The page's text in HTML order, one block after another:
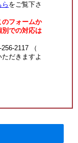
ら をご覧下さ
のフォームか
別での対応は
2117 （
だきますよ